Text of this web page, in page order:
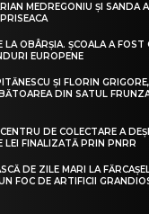
MEDREGONIU ȘI SANDA
LA OBÂRȘIA. ȘCOALA A FOST
EUROPENE
ȘI FLORIN
DIN SATUL
DE COLECTARE A
LEI FINALIZATĂ PRIN PNRR
DE ZILE MARI LA
FOC DE ARTIFICII